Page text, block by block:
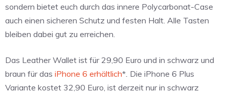
sondern bietet euch durch das innere Polycarbonat-Case
auch einen sicheren Schutz und festen Halt. Alle Tasten
bleiben dabei gut zu erreichen.
Das Leather Wallet ist für 29,90 Euro und in schwarz und
braun für das iPhone 6 erhältlich* Die iPhone 6 Plus
Variante kostet 32,90 Euro, ist derzeit nur in schwarz